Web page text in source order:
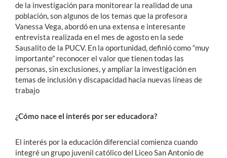
de la investigación para monitorear la realidad de una
población, son algunos de los temas que la profesora
Vanessa Vega, abordó en una extensa e interesante
entrevista realizada en el mes de agosto en la sede
Sausalito de la PUCV. En la oportunidad, definió como “muy
importante” reconocer el valor que tienen todas las
personas, sin exclusiones, y ampliar la investigación en
temas de inclusión y discapacidad hacia nuevas líneas de
trabajo
¿Cómo nace el interés por ser educadora?
El interés por la educación diferencial comienza cuando
integré un grupo juvenil católico del Liceo San Antonio de